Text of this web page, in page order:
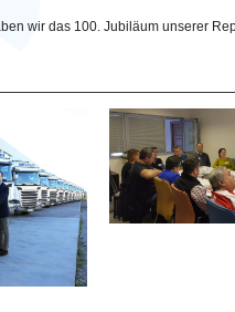
wir das 100. Jubiläum unserer